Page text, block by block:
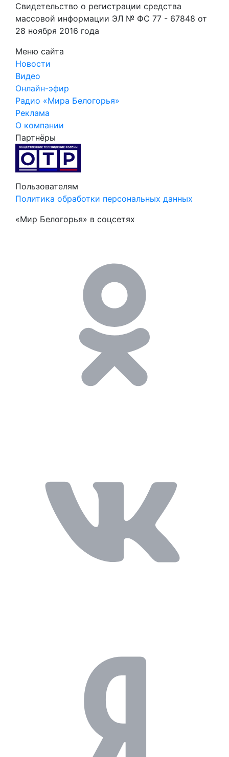
Свидетельство о регистрации средства
массовой информации ЭЛ № ФС 77 - 67848 от
28 ноября 2016 года
Меню сайта
Новости
Видео
Онлайн-эфир
Радио «Мира Белогорья»
Реклама
О компании
Партнёры
Пользователям
Политика обработки персональных данных
«Мир Белогорья» в соцсетях